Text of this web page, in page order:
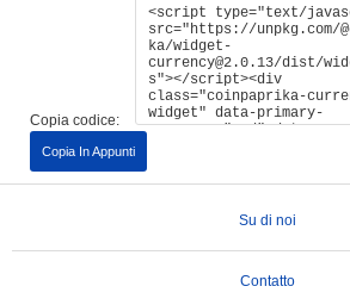
Copia codice:
Copia In Appunti
Su di noi
Contatto